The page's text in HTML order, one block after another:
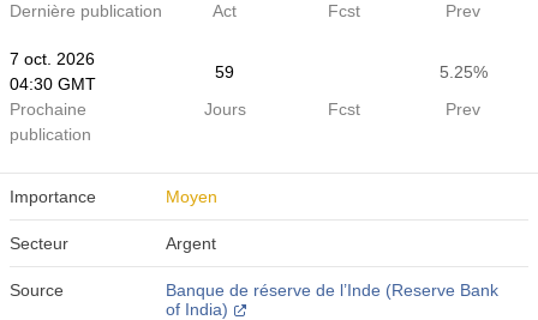
Dernière publication
Act Fcst Prev
7 oct. 2026
04:30 GMT
59
5.25%
Prochaine
publication
Jours Fcst Prev
Importance Moyen
Secteur Argent
Source
Banque de réserve de l’Inde (Reserve Bank
of India)